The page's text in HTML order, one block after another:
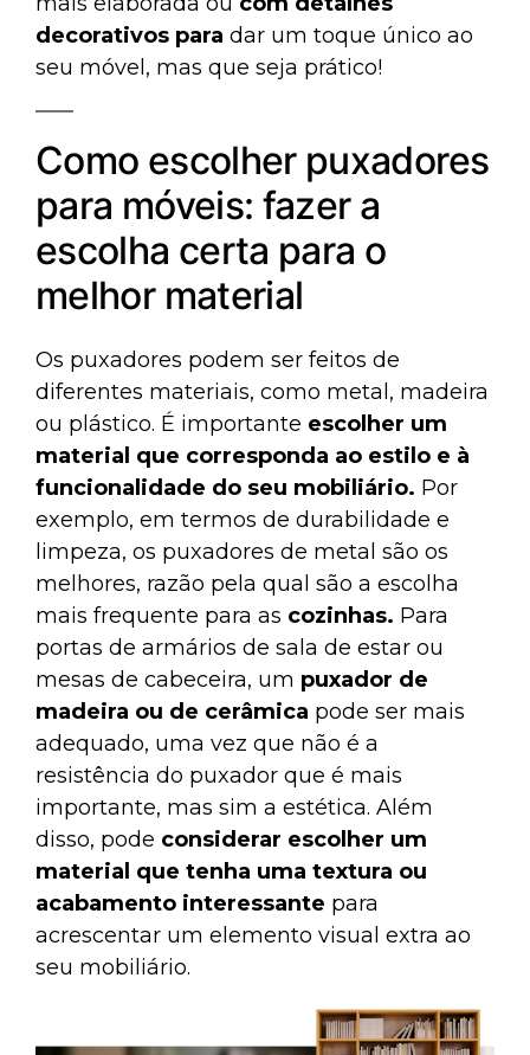
decorativos para dar um toque único ao
seu móvel, mas que seja prático!
Como escolher puxadores
para móveis: fazer a
escolha certa para o
melhor material
Os puxadores podem ser feitos de
diferentes materiais, como metal, madeira
ou plástico. É importante escolher um
material que corresponda ao estilo e à
funcionalidade do seu mobiliário. Por
exemplo, em termos de durabilidade e
limpeza, os puxadores de metal são os
melhores, razão pela qual são a escolha
mais frequente para as cozinhas. Para
portas de armários de sala de estar ou
mesas de cabeceira, um puxador de
madeira ou de cerâmica pode ser mais
adequado, uma vez que não é a
resistência do puxador que é mais
importante, mas sim a estética. Além
disso, pode considerar escolher um
material que tenha uma textura ou
acabamento interessante para
acrescentar um elemento visual extra ao
seu mobiliário.